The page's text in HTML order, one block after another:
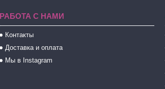
РАБОТА С НАМИ
Контакты
Доставка и оплата
Мы в Instagram